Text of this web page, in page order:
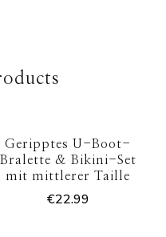
Geripptes U-Boot-
Bralette & Bikini-Set
mit mittlerer Taille
€22.99